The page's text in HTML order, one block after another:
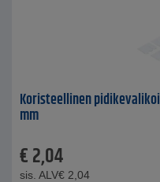
Koristeellinen
mm
€2,04
sis. ALV€ 2,04